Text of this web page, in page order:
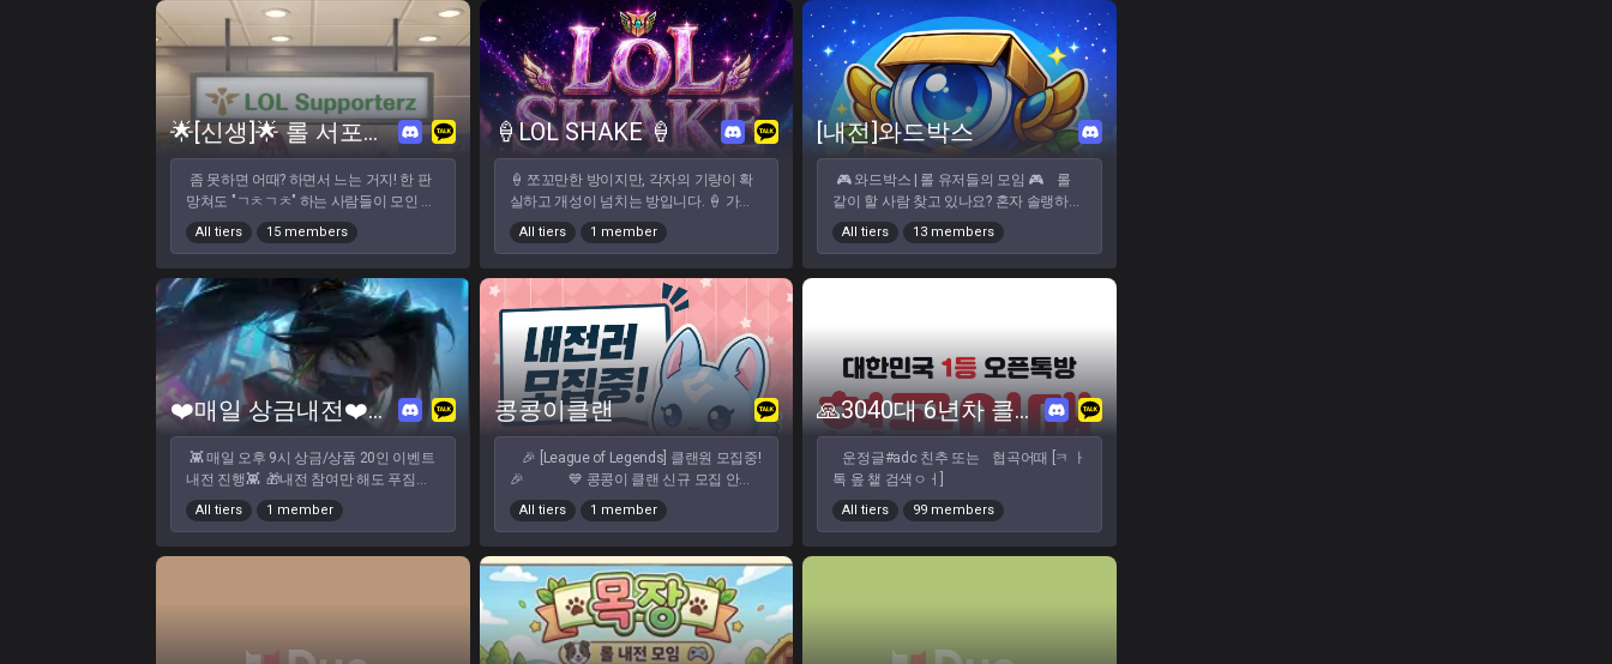
주일간 내전 및 자유 랭크 게임 진행 평가:
운영진이 팀 게임 기여도를 종합 평가한
후, 정식 요원으로의 승격 여부를 결정합
니다.
━━━━━━━━━━━━━━━━━━━━━━━━━━━━━━━━
"지식은 공유될 때 가치를 갖지만, 데이터
는 통제될 때 힘을 갖는다." BROL'S LAB
Operations Center.
대의 게임도 돌아가고 있습니다! 재미있
게 게임하실 분도, 롤을 배우고 싶으신 분
도, 퀄리티 있는 팀 게임을 원하셨던 분들
도 같이 하자” 라는 말이 자연스럽게 나오
는 클랜으로 만들어갈 예정입니다💗 잠깐
스쳐 지나가는 인원이 아닌, 함께 추억을
만들고 함께 웃고 이야기하며 추억을 쌓
아갈 소중한 인연을 기다리겠습니다🙇🏻‍♀️
✨롤망졸망에서 오랫동안 즐겁게 함께 만
들어가요✨
GO가 특별한 이유 ✨ 🏆 매주/매일 열리
는 재미있는 내전 & 이벤트 대회! ⚔️ 칼바 /
협곡 / 롤체 / 듀랭·자랭 / 종합게임 파티
상시 구인! 🛡️ 텃세 · 울타리 · 비매너 제로!
깨끗하고 단정한 서버 분위기! 👤 가입 대
상 - 만 19세 이상 롤 & 게임을 사랑하는 성
인 유저 - 매너 플레이를 지키며 두루두루
친하게 지내실 분 🚫 금지 사항 - 남미새 /
여미새 / 위장 티어 - 욕설, 훈수, 패드립,
게임 내 비매너 - 특정 인원끼리만 노는 사
적 파벌 👉 고민하지 말고, 너만 오면 바
로 GO! 🚀
🌟[신생]🌟 롤 서포터즈🐱 🎮칼바💛협곡🎮
좀 못하면 어때? 하면서 느는 거지! 한 판
망쳐도 "ㄱㅊㄱㅊ" 하는 사람들이 모인 곳!
입롤도 환영, 발롤도 환영. 핑계 대도 안 혼
나요 니 탓 내 탓 없는 즐겜방, 같이 해
요 핑 찍히고 욕 먹는 거 지친 당신,
여기선 안 그래요 잘하는 사람 말고, 같
이 웃을 사람을 찾고 있었다면 잘 오셨어
요. 자기소개 안 해도 괜찮아요. 큐 한 번
같이 돌리면 금방 친해지니까요! 오
늘부터 당신의 즐겜 메이트, 롤 서포터즈
입니다 우리는 26년도 5월 최초 개설
한 클랜이에요. 어서 오셔서 중심멤버가
되어주세요!
All tiers 15 members
🍦LOL SHAKE 🍦
🍦 쪼꼬만한 방이지만, 각자의 기량이 확
실하고 개성이 넘치는 방입니다. 🍦 가끔
심심할때 퀴즈도 내고, 내맘대로 이벤트
도 합니다 🍦 혼자는 싫고 일상 공유 하면
서 수다 떠실 분도 좋습니다! 🍦일단 한번
들어와서 놀고가세여! ૮꒰ྀི σ̴̶̷ . σ̴̶̷ ꒱ྀིა♡ 여성
유저 대환영♥️ 공주파티 걸스토크 하고싶
어여!!!! 저의 크나큰 야망(?) 입니당 ㅎㅎ
ㅎ🙈🫶🏻
All tiers 1 member
[내전]와드박스
🎮 와드박스 | 롤 유저들의 모임 🎮 롤
같이 할 사람 찾고 있나요? 혼자 솔랭하다
지쳤다면, 와드박스로 오세요
🤗 ━━━━━━━━━━━━━━━━━ 💬 이런 분들
환영합니다 ㆍ편하게 듀오 / 내전 하고
입니다 ㆍ욕설 / 패드립 / 인신공격 금
지 ㆍ분쟁 유도 및 분위기 저해 금지 ㆍ
불쾌감을 줄 수 있는 닉 금지
All tiers 13 members
❤️매일 상금내전❤️성인롤 07⬆️
👾 매일 오후 9시 상금/상품 20인 이벤트
내전 진행👾 🎁내전 참여만 해도 푸짐한
선물🎁
All tiers 1 member
콩콩이클랜
🎉 ​ 💙 콩콩이 클랜 신규 모집 안내
💙 ​ 👀 이런 분들 찾고 있어요! ​
✔️ 100레벨 이상 ​ ✔️ 나이 만 20
세~40세 ​ 💛 게임을 좋아하시는 분!
​ 💛 함께 즐기는 게임이 하고 싶으
신 분! ​ 💛 내전 / 자랭 / 스크림 / 칼
바람 / 롤체 / 타게임 다 OK! 🙏 이런 분
들은 죄송해요.. ​ ❌ 이중클랜 ​
❌ 위장티어 / 부계정 ​ ❌ 각종
All tiers 1 member
🙏3040대 6년차 클랜 오픈ㅊㅐ팅: 협곡어때
운정글#adc 친추 또는 협곡어때 [ㅋ ㅏ
톡 옾 챝 검색ㅇㅓ]
All tiers 99 members